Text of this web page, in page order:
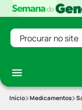
Procurar no site
Medicamentos